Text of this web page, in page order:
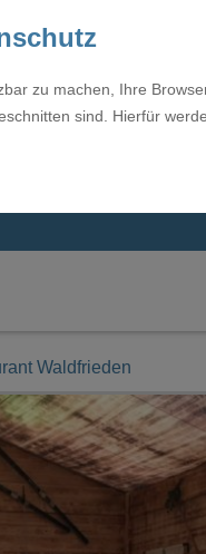
zu machen, Ihre
sind. Hierfür
Waldfrieden